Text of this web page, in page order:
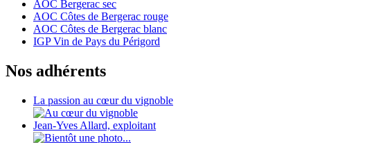
AOC Bergerac sec
AOC Côtes de Bergerac rouge
AOC Côtes de Bergerac blanc
IGP Vin de Pays du Périgord
Nos adhérents
La passion au cœur du vignoble
Jean-Yves Allard, exploitant